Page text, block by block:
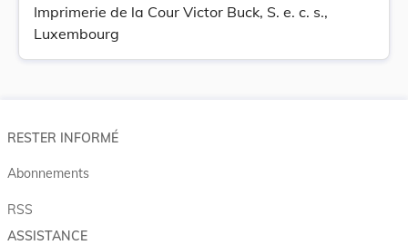
Imprimerie de la Cour Victor Buck, S. e. c. s.,
Luxembourg
RESTER INFORMÉ
Abonnements
RSS
ASSISTANCE